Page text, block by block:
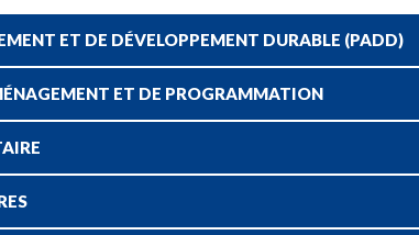
ET DE DÉVELOPPEMENT DURABLE (PADD)
ET DE PROGRAMMATION